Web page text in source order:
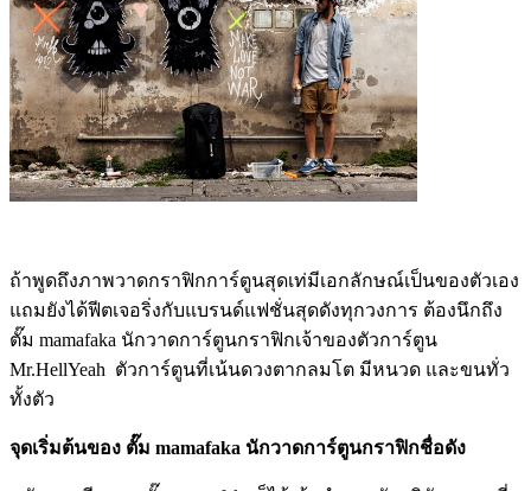
ถ้าพูดถึงภาพวาดกราฟิกการ์ตูนสุดเท่มีเอกลักษณ์เป็นของตัวเอง
แถมยังได้ฟีตเจอริ่งกับแบรนด์แฟชั่นสุดดังทุกวงการ ต้องนึกถึง
ตั๊ม mamafaka นักวาดการ์ตูนกราฟิกเจ้าของตัวการ์ตูน
Mr.HellYeah ตัวการ์ตูนที่เน้นดวงตากลมโต มีหนวด และขนทั่ว
ทั้งตัว
จุดเริ่มต้นของ ตั๊ม mamafaka นักวาดการ์ตูนกราฟิกชื่อดัง